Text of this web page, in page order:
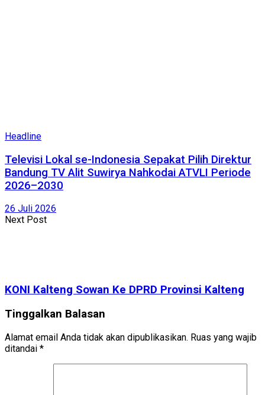
Headline
Televisi Lokal se-Indonesia Sepakat Pilih Direktur
Bandung TV Alit Suwirya Nahkodai ATVLI Periode
2026–2030
26 Juli 2026
Next Post
KONI Kalteng Sowan Ke DPRD Provinsi Kalteng
Tinggalkan Balasan
Alamat email Anda tidak akan dipublikasikan. Ruas yang wajib
ditandai *